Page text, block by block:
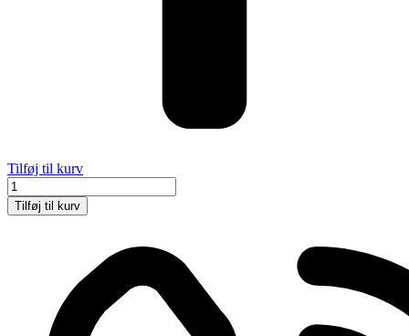
Tilføj til kurv
Håndværker
antal
Tilføj til kurv